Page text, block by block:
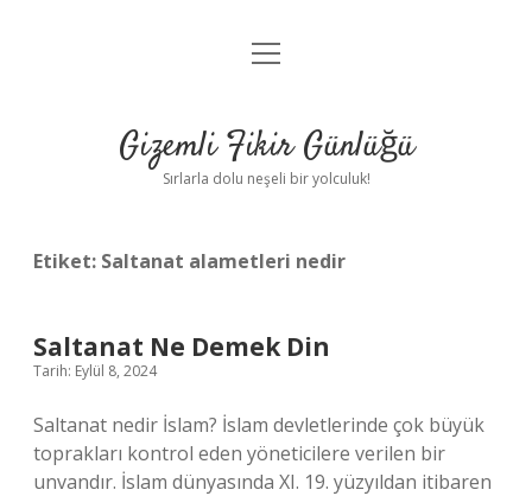
Anasayfa
Yasal Uyarı
menüyü
Gizemli Fikir Günlüğü
Sırlarla dolu neşeli bir yolculuk!
Etiket: Saltanat alametleri nedir
Saltanat Ne Demek Din
Tarih: Eylül 8, 2024
Saltanat nedir İslam? İslam devletlerinde çok büyük
toprakları kontrol eden yöneticilere verilen bir
unvandır. İslam dünyasında XI. 19. yüzyıldan itibaren